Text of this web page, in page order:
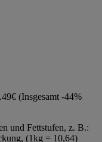
(Insgesamt -44%
und Fettstufen, z. B.:
(1kg = 10,64)